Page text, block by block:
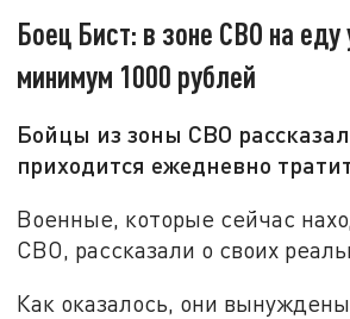
Боец Бист: в зоне СВО на еду
минимум 1000 рублей
Бойцы из зоны СВО
приходится ежедневно
Военные, которые сейчас
СВО, рассказали о своих
Как оказалось, они